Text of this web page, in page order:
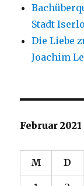
Stadt
Die Liebe
Joachim
Februar 2021
M D